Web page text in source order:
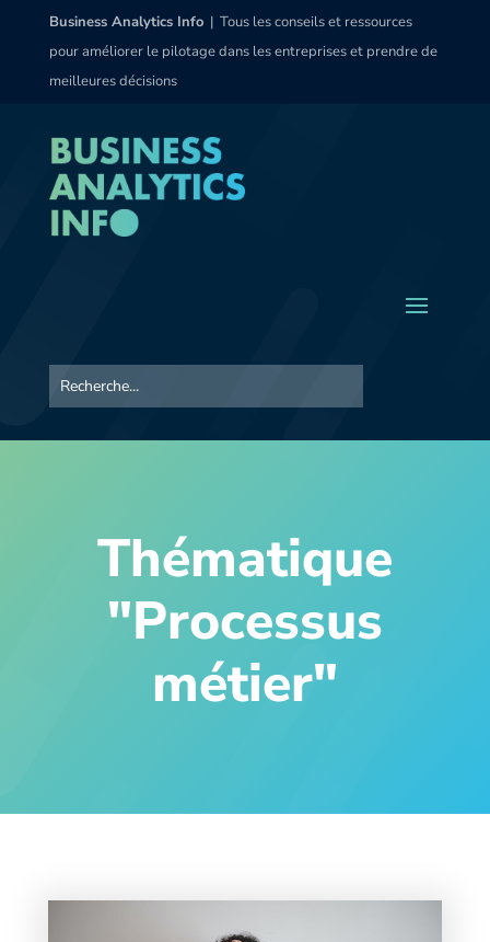
Business Analytics Info| Tous les conseils et ressources
pour améliorer le pilotage dans les entreprises et prendre de
meilleures décisions
Thématique
"Processus
métier"